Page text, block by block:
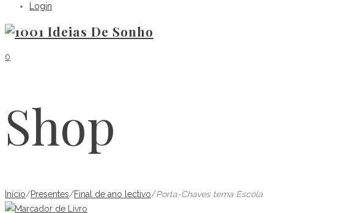
Login
0
Shop
Início/Presentes/Final de ano lectivo/Porta-Chaves tema Escola